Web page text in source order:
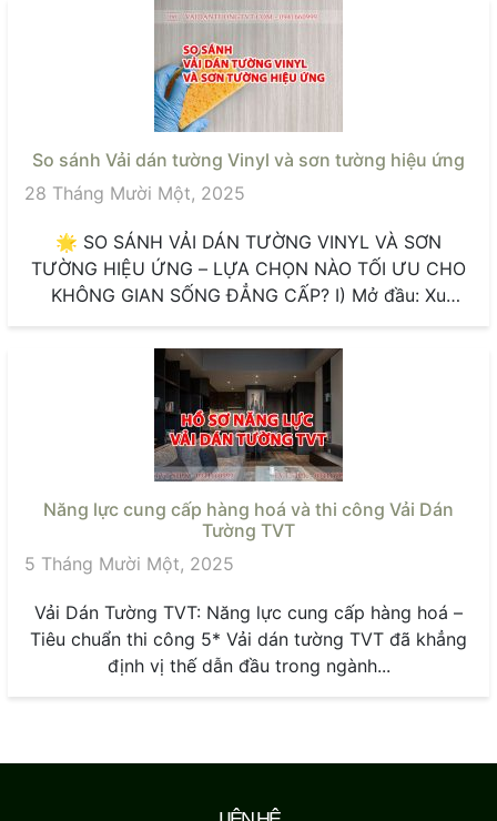
So sánh Vải dán tường Vinyl và sơn tường hiệu ứng
28 Tháng Mười Một, 2025
🌟 SO SÁNH VẢI DÁN TƯỜNG VINYL VÀ SƠN
TƯỜNG HIỆU ỨNG – LỰA CHỌN NÀO TỐI ƯU CHO
KHÔNG GIAN SỐNG ĐẲNG CẤP? I) Mở đầu: Xu
Năng lực cung cấp hàng hoá và thi công Vải Dán
Tường TVT
5 Tháng Mười Một, 2025
Vải Dán Tường TVT: Năng lực cung cấp hàng hoá –
Tiêu chuẩn thi công 5* Vải dán tường TVT đã khẳng
định vị thế dẫn đầu trong ngành...